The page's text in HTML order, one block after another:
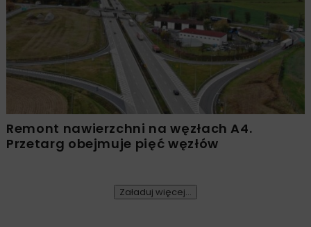
Remont nawierzchni na węzłach A4.
Przetarg obejmuje pięć węzłów
Załaduj więcej...